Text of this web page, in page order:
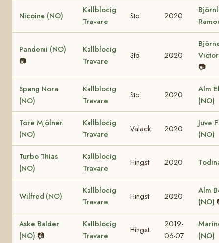
Nicoine (NO)
Kallblodig
Travare
Sto 2020
Pandemi (NO)
📷
Kallblodig
Travare
Sto 2020
📷
Spang Nora
(NO)
Kallblodig
Travare
Sto 2020
Alm
(NO)
Tore Mjölner
(NO)
Kallblodig
Travare
Valack 2020
Juve
(NO)
Turbo Thias
(NO)
Kallblodig
Travare
Hingst 2020
Wilfred (NO)
Kallblodig
Travare
Hingst 2020
Alm
(NO)
Aske Balder
(NO) 📷
Kallblodig
Travare
Hingst
2019-
06-07
(NO)